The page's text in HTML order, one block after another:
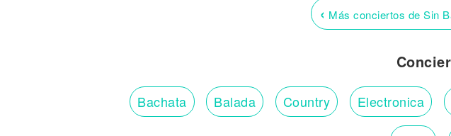
‹ Más conciertos de Sin
Bachata Balada Country Electronica